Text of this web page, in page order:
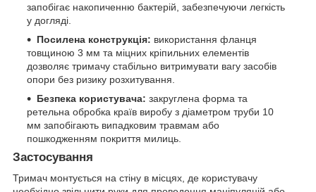
запобігає накопиченню бактерій, забезпечуючи легкість
у догляді.
Посилена конструкція: використання фланця
товщиною 3 мм та міцних кріпильних елементів
дозволяє тримачу стабільно витримувати вагу засобів
опори без ризику розхитування.
Безпека користувача: закруглена форма та
ретельна обробка країв виробу з діаметром труби 10
мм запобігають випадковим травмам або
пошкодженням покриття милиць.
Застосування
Тримач монтується на стіну в місцях, де користувачу